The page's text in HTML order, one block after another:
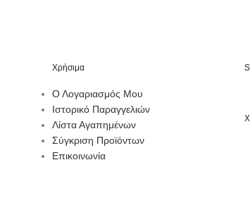
Χρήσιμα
Ο Λογαριασμός Μου
Ιστορικό Παραγγελιών
Λίστα Αγαπημένων
Σύγκριση Προϊόντων
Επικοινωνία